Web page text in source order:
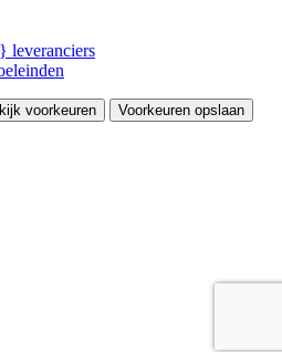
leveranciers
voorkeuren Voorkeuren opslaan